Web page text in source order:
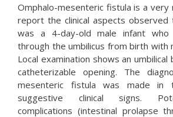
Omphalo-mesenteric fistula is a very
report the clinical aspects observed
was a 4-day-old male infant who
through the umbilicus from birth with
Local examination shows an
catheterizable opening. The
mesenteric fistula was made in
suggestive clinical signs.
complications (intestinal prolapse